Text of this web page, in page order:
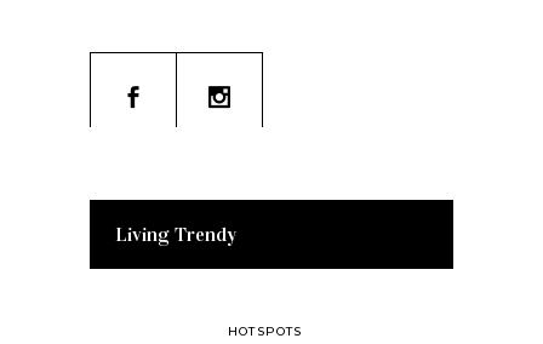
Living Trendy
HOTSPOTS